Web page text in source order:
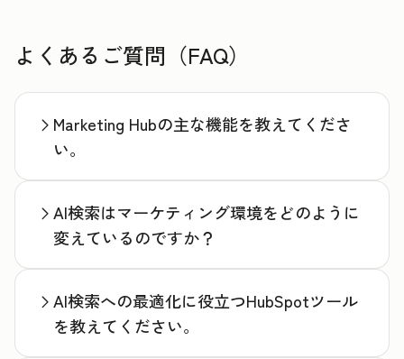
よくあるご質問（FAQ）
Marketing Hubの主な機能を教えてくださ
い。
AI検索はマーケティング環境をどのように
変えているのですか？
AI検索への最適化に役立つHubSpotツール
を教えてください。